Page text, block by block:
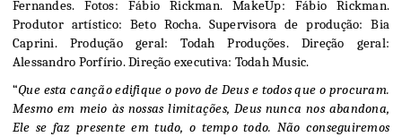
Fernandes. Fotos: Fábio Rickman. MakeUp: Fábio Rickman.
Produtor artístico: Beto Rocha. Supervisora de produção: Bia
Caprini. Produção geral: Todah Produções. Direção geral:
Alessandro Porfírio. Direção executiva: Todah Music.
“Que esta canção edifique o povo de Deus e todos que o procuram.
Mesmo em meio às nossas limitações, Deus nunca nos abandona,
Ele se faz presente em tudo, o tempo todo. Não conseguiremos